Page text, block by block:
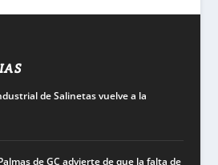
de Salinetas vuelve a la
de GC advierte de que la falta de